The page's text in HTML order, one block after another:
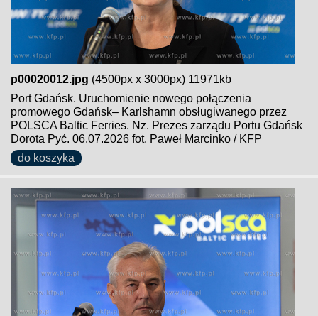
p00020012.jpg (4500px x 3000px) 11971kb
Port Gdańsk. Uruchomienie nowego połączenia
promowego Gdańsk– Karlshamn obsługiwanego przez
POLSCA Baltic Ferries. Nz. Prezes zarządu Portu Gdańsk
Dorota Pyć. 06.07.2026 fot. Paweł Marcinko / KFP
do koszyka